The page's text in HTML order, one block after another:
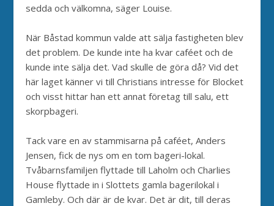
sedda och välkomna, säger Louise.
När Båstad kommun valde att sälja fastigheten blev
det problem. De kunde inte ha kvar caféet och de
kunde inte sälja det. Vad skulle de göra då? Vid det
här laget känner vi till Christians intresse för Blocket
och visst hittar han ett annat företag till salu, ett
skorpbageri.
Tack vare en av stammisarna på caféet, Anders
Jensen, fick de nys om en tom bageri-lokal.
Tvåbarnsfamiljen flyttade till Laholm och Charlies
House flyttade in i Slottets gamla bagerilokal i
Gamleby. Och där är de kvar. Det är dit, till deras